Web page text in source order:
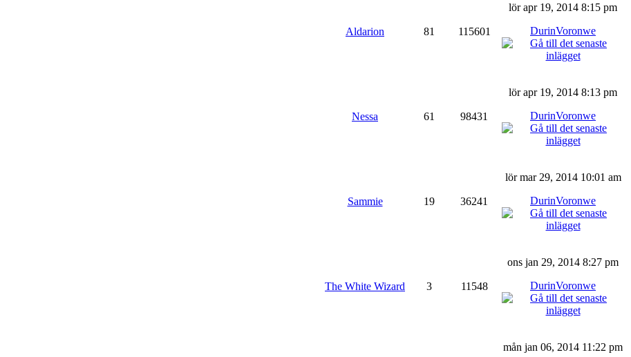
Aldarion 81 115601
lör apr 19, 2014 8:15 pm
DurinVoronwe
Nessa 61 98431
lör apr 19, 2014 8:13 pm
DurinVoronwe
Sammie 19 36241
lör mar 29, 2014 10:01 am
DurinVoronwe
The White Wizard 3 11548
ons jan 29, 2014 8:27 pm
DurinVoronwe
mån jan 06, 2014 11:22 pm